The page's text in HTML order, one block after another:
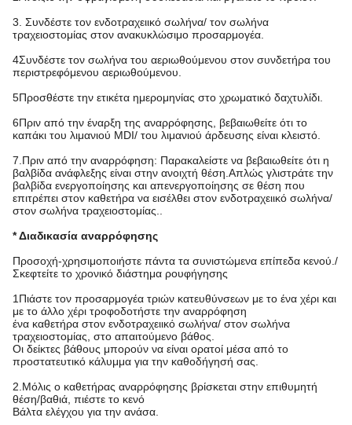
3. Συνδέστε τον ενδοτραχειικό σωλήνα/ τον σωλήνα
τραχειοστομίας στον ανακυκλώσιμο προσαρμογέα.
4Συνδέστε τον σωλήνα του αεριωθούμενου στον συνδετήρα του
περιστρεφόμενου αεριωθούμενου.
5Προσθέστε την ετικέτα ημερομηνίας στο χρωματικό δαχτυλίδι.
6Πριν από την έναρξη της αναρρόφησης, βεβαιωθείτε ότι το
καπάκι του λιμανιού MDI/ του λιμανιού άρδευσης είναι κλειστό.
7.Πριν από την αναρρόφηση: Παρακαλείστε να βεβαιωθείτε ότι η
βαλβίδα ανάφλεξης είναι στην ανοιχτή θέση.Απλώς γλιστράτε την
βαλβίδα ενεργοποίησης και απενεργοποίησης σε θέση που
επιτρέπει στον καθετήρα να εισέλθει στον ενδοτραχειικό σωλήνα/
στον σωλήνα τραχειοστομίας..
* Διαδικασία αναρρόφησης
Προσοχή-χρησιμοποιήστε πάντα τα συνιστώμενα επίπεδα κενού./
Σκεφτείτε το χρονικό διάστημα ρουφήγησης
1Πιάστε τον προσαρμογέα τριών κατευθύνσεων με το ένα χέρι και
με το άλλο χέρι τροφοδοτήστε την αναρρόφηση
ένα καθετήρα στον ενδοτραχειικό σωλήνα/ στον σωλήνα
τραχειοστομίας, στο απαιτούμενο βάθος.
Οι δείκτες βάθους μπορούν να είναι ορατοί μέσα από το
προστατευτικό κάλυμμα για την καθοδήγησή σας.
2.Μόλις ο καθετήρας αναρρόφησης βρίσκεται στην επιθυμητή
θέση/βαθιά, πιέστε το κενό
Βάλτα ελέγχου για την ανάσα.